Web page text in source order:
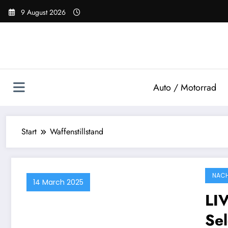
Zum
Inhalt
9 August 2026
Auto / Motorrad
Start Waffenstillstand
14 March 2025